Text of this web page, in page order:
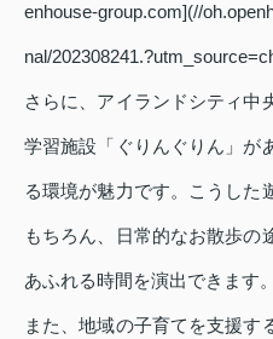
enhouse-group.com](//
nal/
さらに、アイランドシティ中
学習施設「ぐりんぐりん」が
る環境が魅力です。こうした
もちろん、日常的なお散歩の
あふれる時間を演出できます。
また、地域の子育てを支援す